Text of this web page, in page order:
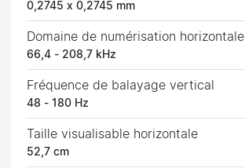
0,2745 x 0,2745 mm
Domaine de numérisation horizontale
66,4 - 208,7 kHz
Fréquence de balayage vertical
48 - 180 Hz
Taille visualisable horizontale
52,7 cm